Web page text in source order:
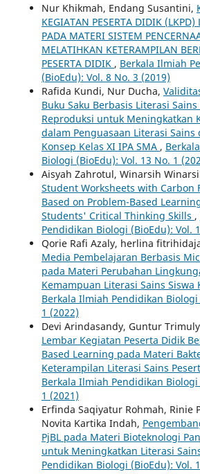
Nur Khikmah, Endang Susantini,
KEGIATAN PESERTA DIDIK (LKPD)
PADA MATERI SISTEM
MELATIHKAN KETERAMPILAN
PESERTA DIDIK , Berkala Ilmiah
(BioEdu): Vol. 8 No. 3 (2019)
Rafida Kundi, Nur Ducha,
Buku Saku Berbasis Literasi
Reproduksi untuk Meningkatkan
dalam Penguasaan Literasi Sains
Konsep Kelas XI IPA SMA ,
Biologi (BioEdu): Vol. 13 No. 1
Aisyah Zahrotul, Winarsih
Student Worksheets with Carbon
Based on Problem-Based
Students' Critical Thinking Skills ,
Pendidikan Biologi (BioEdu): Vol.
Qorie Rafi Azaly, herlina
Media Pembelajaran Berbasis
pada Materi Perubahan
Kemampuan Literasi Sains Siswa
Berkala Ilmiah Pendidikan Biologi
1 (2022)
Devi Arindasandy, Guntur
Lembar Kegiatan Peserta Didik
Based Learning pada Materi
Keterampilan Literasi Sains
Berkala Ilmiah Pendidikan Biologi
1 (2021)
Erfinda Saqiyatur Rohmah, Rinie
Novita Kartika Indah,
PjBL pada Materi Bioteknologi
untuk Meningkatkan Literasi
Pendidikan Biologi (BioEdu): Vol.